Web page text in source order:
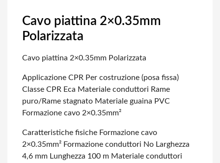
Cavo piattina 2×0.35mm
Polarizzata
Cavo piattina 2×0.35mm Polarizzata
Applicazione CPR Per costruzione (posa fissa)
Classe CPR Eca Materiale conduttori Rame
puro/Rame stagnato Materiale guaina PVC
Formazione cavo 2×0.35mm²
Caratteristiche fisiche Formazione cavo
2×0.35mm² Formazione conduttori No Larghezza
4,6 mm Lunghezza 100 m Materiale conduttori